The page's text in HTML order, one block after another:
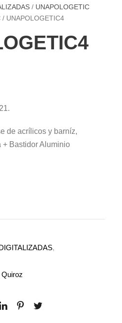
/ UNAPOLOGETIC
/ UNAPOLOGETIC4
de acrílicos y barníz,
Bastidor Aluminio
,
Quiroz